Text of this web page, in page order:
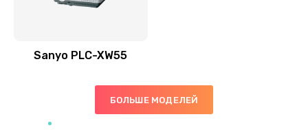
Sanyo PLC-XW55
БОЛЬШЕ МОДЕЛЕЙ